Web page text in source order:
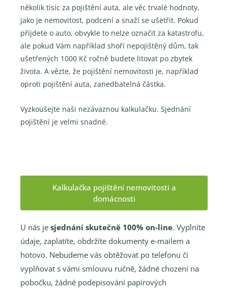
několik tisíc za pojištění auta, ale věc trvalé hodnoty,
jako je nemovitost, podcení a snaží se ušetřit. Pokud
přijdete o auto, obvykle to nelze označit za katastrofu,
ale pokud Vám například shoří nepojištěný dům, tak
ušetřených 1000 Kč ročně budete litovat po zbytek
života. A vězte, že pojištění nemovitosti je, například
oproti pojištění auta, zanedbatelná částka.
Vyzkoušejte naši nezávaznou kalkulačku. Sjednání
pojištění je velmi snadné.
Kalkulačka pojištění nemovitosti a
domácnosti
U nás je sjednání skutečně 100% on-line. Vyplníte
údaje, zaplatíte, obdržíte dokumenty e-mailem a
hotovo. Nebudeme vás obtěžovat po telefonu či
vyplňovat s vámi smlouvu ručně, žádné chození na
pobočku, žádné podepisování papírových